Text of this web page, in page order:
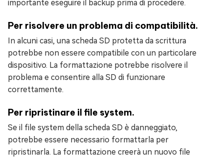
importante eseguire il backup prima di procedere.
Per risolvere un problema di compatibilità.
In alcuni casi, una scheda SD protetta da scrittura
potrebbe non essere compatibile con un particolare
dispositivo. La formattazione potrebbe risolvere il
problema e consentire alla SD di funzionare
correttamente.
Per ripristinare il file system.
Se il file system della scheda SD è danneggiato,
potrebbe essere necessario formattarla per
ripristinarla. La formattazione creerà un nuovo file